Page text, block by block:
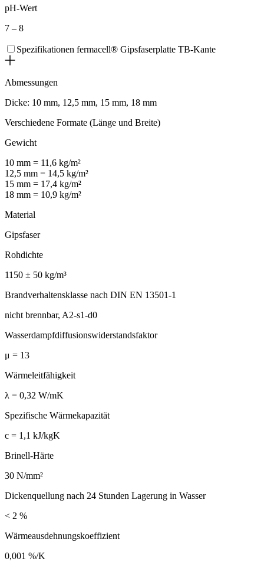
pH-Wert
7 – 8
Spezifikationen fermacell® Gipsfaserplatte TB-Kante
Abmessungen
Dicke: 10 mm, 12,5 mm, 15 mm, 18 mm
Verschiedene Formate (Länge und Breite)
Gewicht
10 mm = 11,6 kg/m²
12,5 mm = 14,5 kg/m²
15 mm = 17,4 kg/m²
18 mm = 10,9 kg/m²
Material
Gipsfaser
Rohdichte
1150 ± 50 kg/m³
Brandverhaltensklasse nach DIN EN 13501-1
nicht brennbar, A2-s1-d0
Wasserdampfdiffusionswiderstandsfaktor
μ = 13
Wärmeleitfähigkeit
λ = 0,32 W/mK
Spezifische Wärmekapazität
c = 1,1 kJ/kgK
Brinell-Härte
30 N/mm²
Dickenquellung nach 24 Stunden Lagerung in Wasser
< 2 %
Wärmeausdehnungskoeffizient
0,001 %/K